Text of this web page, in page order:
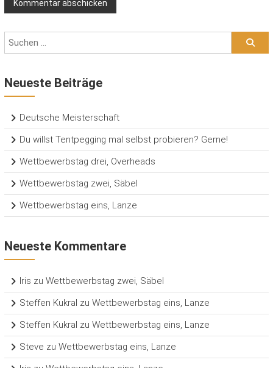
Neueste Beiträge
Deutsche Meisterschaft
Du willst Tentpegging mal selbst probieren? Gerne!
Wettbewerbstag drei, Overheads
Wettbewerbstag zwei, Säbel
Wettbewerbstag eins, Lanze
Neueste Kommentare
Iris zu Wettbewerbstag zwei, Säbel
Steffen Kukral zu Wettbewerbstag eins, Lanze
Steffen Kukral zu Wettbewerbstag eins, Lanze
Steve zu Wettbewerbstag eins, Lanze